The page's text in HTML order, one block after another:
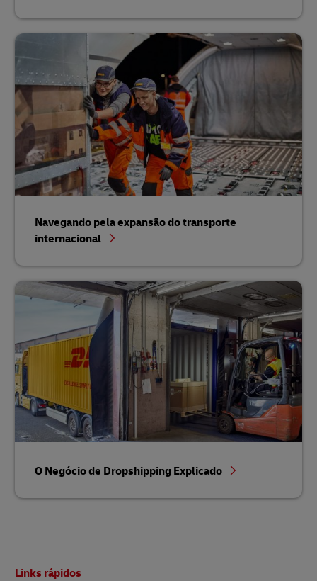
Navegando pela expansão do transporte
internacional
O Negócio de Dropshipping Explicado
Links rápidos